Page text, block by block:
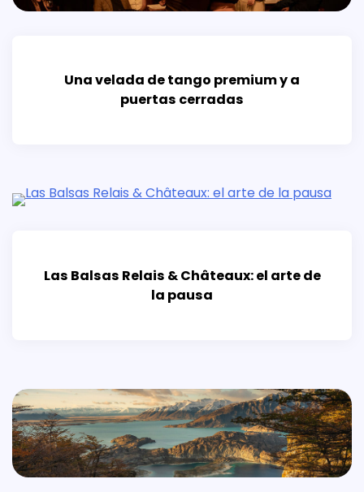
Una velada de tango premium y a
puertas cerradas
Las Balsas Relais & Châteaux: el arte de
la pausa